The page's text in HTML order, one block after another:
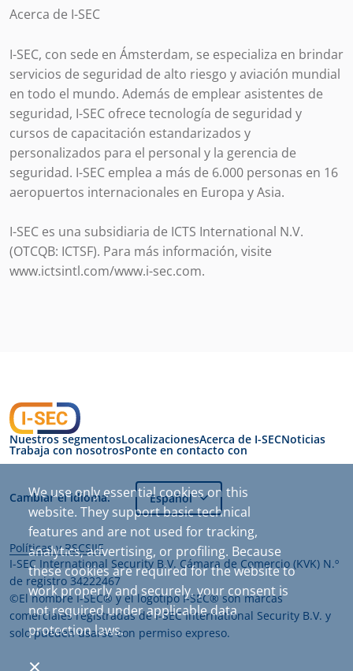
Acerca de I-SEC
I-SEC, con sede en Ámsterdam, se especializa en brindar
servicios de seguridad de alto riesgo y aviación mundial
en todo el mundo. Además de emplear asistentes de
seguridad, I-SEC ofrece tecnología de seguridad y
cursos de capacitación estandarizados y
personalizados para el personal y la gerencia de
seguridad. I-SEC emplea a más de 6.000 personas en 16
aeropuertos internacionales en Europa y Asia.
I-SEC es una subsidiaria de ICTS International N.V.
(OTCQB: ICTSF). Para más información, visite
www.ictsintl.com/www.i-sec.com.
Nuestros segmentosLocalizacionesAcerca de I-SECNoticias
Trabaja con nosotrosPonte en contacto con
Cambiar el idioma: Español
Políticas y RSCSIIF
I-SEC International Security B.V. Cámara de Comercio (KVK) N.º
de registro 34222467
©El nombre I-SEC® y el logotipo I-SEC® son marcas
comerciales registradas de I-SEC International Security B.V. y
solo pueden usarse con permiso expreso.